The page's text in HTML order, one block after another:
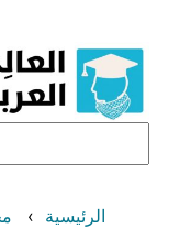
المحتوى
الرئيسية